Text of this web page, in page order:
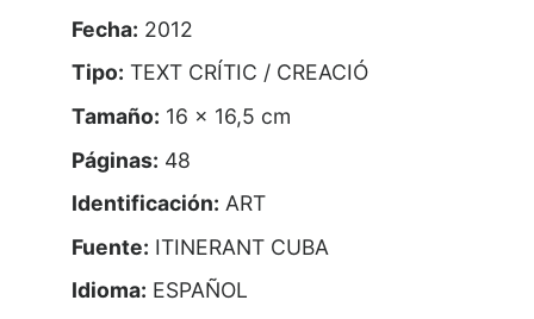
Fecha: 2012
Tipo: TEXT CRÍTIC / CREACIÓ
Tamaño: 16 x 16,5 cm
Páginas: 48
Identificación: ART
Fuente: ITINERANT CUBA
Idioma: ESPAÑOL